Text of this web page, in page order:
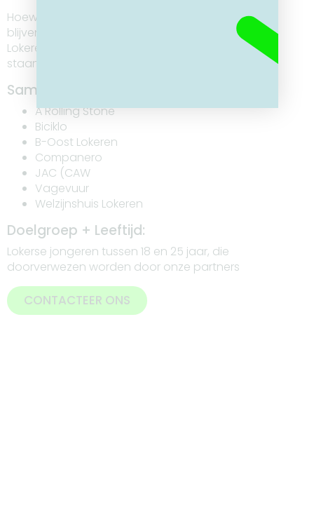
Hoewel de vraag groter is dan het aanbod
blijven we vastberaden streven naar een
Lokeren waar niemand aan de zijlijn hoeft te
staan.
Samenstelling partnerschap:
A Rolling Stone
Biciklo
B-Oost Lokeren
Companero
JAC (CAW
Vagevuur
Welzijnshuis Lokeren
Doelgroep + Leeftijd:
Lokerse jongeren tussen 18 en 25 jaar, die
doorverwezen worden door onze partners
CONTACTEER ONS